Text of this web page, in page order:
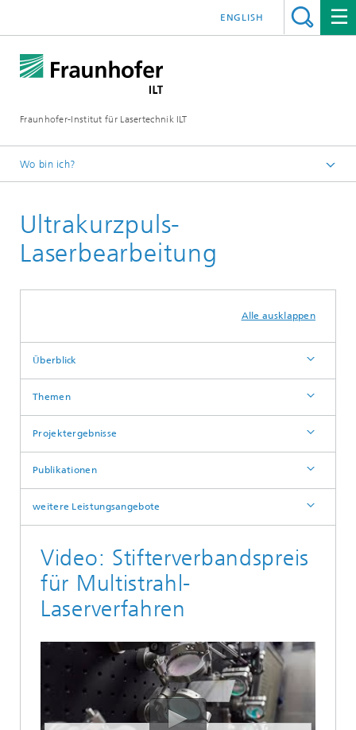
Fraunhofer-Institut für Lasertechnik ILT
ENGLISH
Wo bin ich?
Ultrakurzpuls-
Laserbearbeitung
Alle ausklappen
Überblick
Themen
Projektergebnisse
Publikationen
weitere Leistungsangebote
Video: Stifterverbandspreis
für Multistrahl-
Laserverfahren